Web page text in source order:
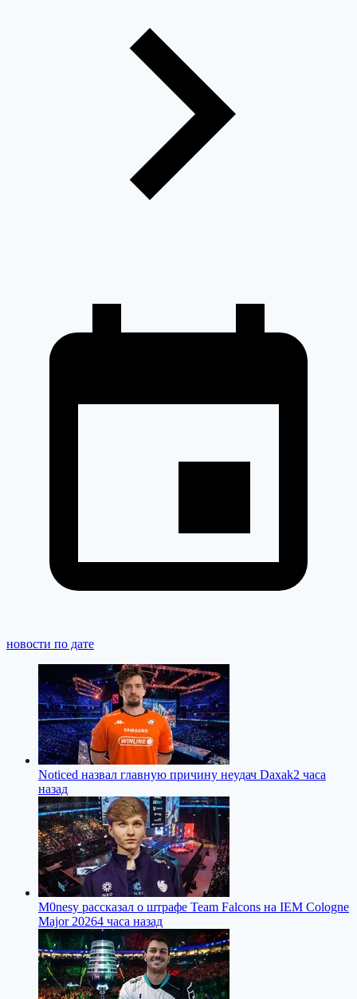
новости по дате
Noticed назвал главную причину неудач Daxak2 часа
назад
M0nesy рассказал о штрафе Team Falcons на IEM Cologne
Major 20264 часа назад